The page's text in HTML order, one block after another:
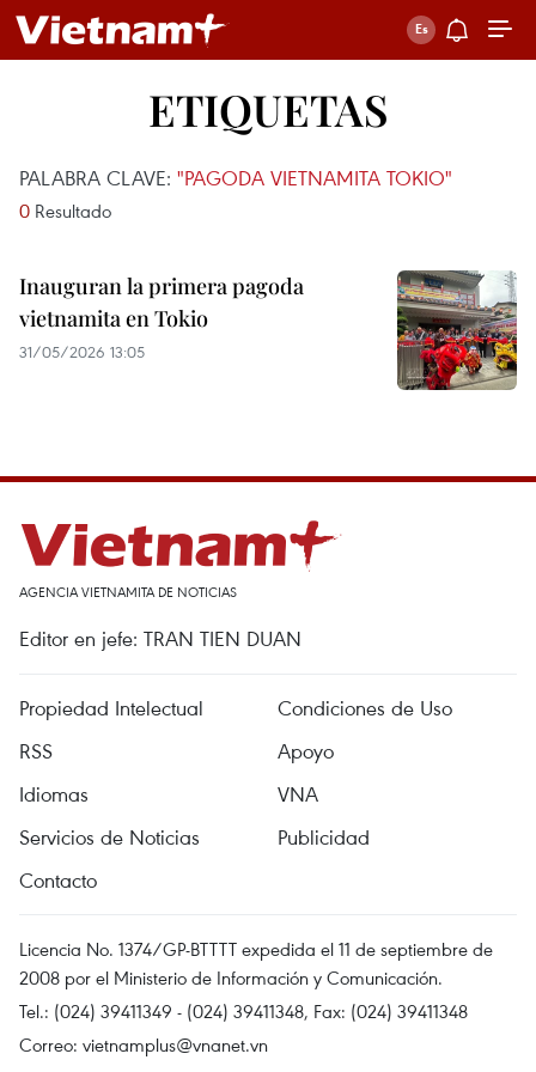
ETIQUETAS
PALABRA CLAVE: "PAGODA VIETNAMITA TOKIO"
0 Resultado
Inauguran la primera pagoda
vietnamita en Tokio
31/05/2026 13:05
AGENCIA VIETNAMITA DE NOTICIAS
Editor en jefe: TRAN TIEN DUAN
Propiedad Intelectual
Condiciones de Uso
RSS
Apoyo
Idiomas
VNA
Servicios de Noticias
Publicidad
Contacto
Licencia No. 1374/GP-BTTTT expedida el 11 de septiembre de
2008 por el Ministerio de Información y Comunicación.
Tel.: (024) 39411349 - (024) 39411348, Fax: (024) 39411348
Correo: vietnamplus@vnanet.vn